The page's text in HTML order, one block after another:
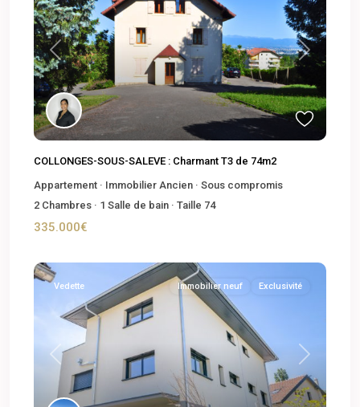
Previous Next
COLLONGES-SOUS-SALEVE : Charmant T3 de 74m2
Appartement · Immobilier Ancien · Sous compromis
2 Chambres · 1 Salle de bain · Taille 74
335.000€
Previous Next
Vedette Immobilier neuf Exclusivité